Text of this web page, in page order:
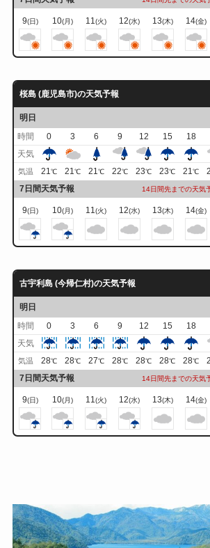
9(日) 10(月) 11(火) 12(水) 13(木) 14(金)
桜島 (鹿児島市)の天気予報
明日
時間
0 3 6 9 12 15 18
天気
気温 21℃ 21℃ 21℃ 22℃ 23℃ 23℃ 21℃
7日間天気予報 14日間先までの天気
9(日) 10(月) 11(火) 12(水) 13(木) 14(金)
古宇利島 (今帰仁村)の天気予報
明日
時間
0 3 6 9 12 15 18
天気
気温 28℃ 28℃ 27℃ 28℃ 28℃ 28℃ 28℃
7日間天気予報 14日間先までの天気
9(日) 10(月) 11(火) 12(水) 13(木) 14(金)